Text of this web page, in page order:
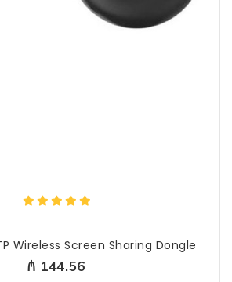
Wireless Screen Sharing Dongle
₼ 144.56